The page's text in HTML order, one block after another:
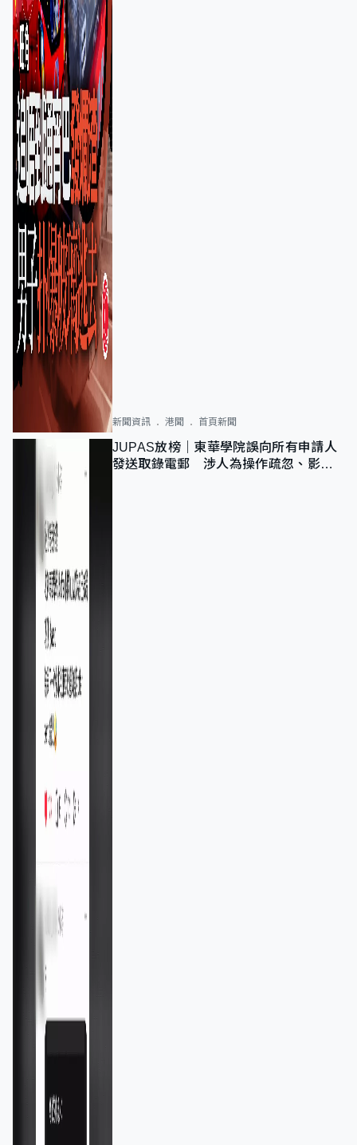
新聞資訊 港聞 首頁新聞
JUPAS放榜｜東華學院誤向所有申請人
發送取錄電郵 涉人為操作疏忽、影響